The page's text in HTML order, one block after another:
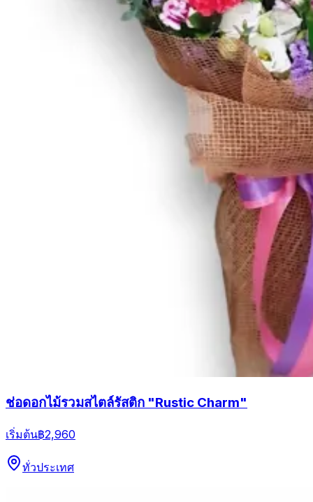
ช่อดอกไม้รวมสไตล์รัสติก "Rustic Charm"
เริ่มต้น฿2,960
ทั่วประเทศ